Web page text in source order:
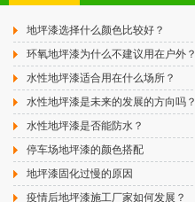
地坪漆选择什么颜色比较好？
环氧地坪漆为什么不建议用在户外？
水性地坪漆适合用在什么场所？
水性地坪漆是未来的发展的方向吗？
水性地坪漆是否能防水？
停车场地坪漆的颜色搭配
地坪漆固化过慢的原因
疫情后地坪漆施工厂家如何发展？